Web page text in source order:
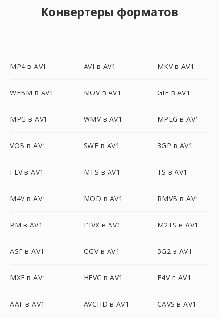
Конвертеры форматов
MP4 в AV1 AVI в AV1 MKV в AV1
WEBM в AV1 MOV в AV1 GIF в AV1
MPG в AV1 WMV в AV1 MPEG в AV1
VOB в AV1 SWF в AV1 3GP в AV1
FLV в AV1 MTS в AV1 TS в AV1
M4V в AV1 MOD в AV1 RMVB в AV1
RM в AV1 DIVX в AV1 M2TS в AV1
ASF в AV1 OGV в AV1 3G2 в AV1
MXF в AV1 HEVC в AV1 F4V в AV1
AAF в AV1 AVCHD в AV1 CAVS в AV1